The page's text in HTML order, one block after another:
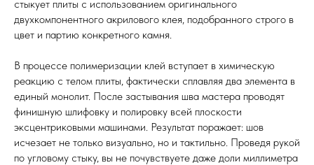
стыкует плиты с использованием оригинального
двухкомпонентного акрилового клея, подобранного строго в
цвет и партию конкретного камня.
В процессе полимеризации клей вступает в химическую
реакцию с телом плиты, фактически сплавляя два элемента в
единый монолит. После застывания шва мастера проводят
финишную шлифовку и полировку всей плоскости
эксцентриковыми машинами. Результат поражает: шов
исчезает не только визуально, но и тактильно. Проведя рукой
по угловому стыку, вы не почувствуете даже доли миллиметра